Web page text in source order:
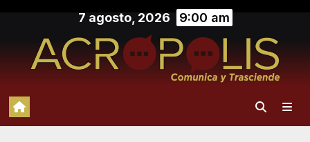
contenido
7 agosto, 2026 9:00 am